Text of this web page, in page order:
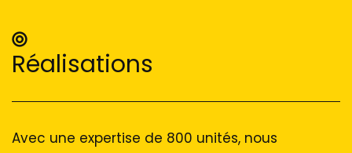
Réalisations
Avec une expertise de 800 unités, nous